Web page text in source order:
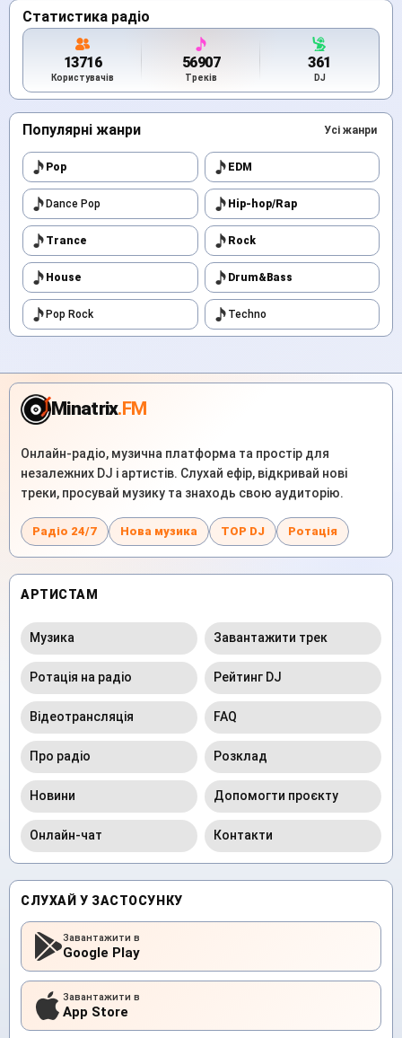
Статистика радіо
13716
Користувачів
56907
Треків
361
DJ
Популярні жанри Усі жанри
Pop EDM
Dance Pop Hip-hop/Rap
Trance Rock
House Drum&Bass
Pop Rock Techno
Minatrix.FM
Онлайн-радіо, музична платформа та простір для
незалежних DJ і артистів. Слухай ефір, відкривай нові
треки, просувай музику та знаходь свою аудиторію.
Радіо 24/7 Нова музика TOP DJ Ротація
АРТИСТАМ
Музика Завантажити трек
Ротація на радіо Рейтинг DJ
Відеотрансляція FAQ
Про радіо Розклад
Новини Допомогти проєкту
Онлайн-чат Контакти
СЛУХАЙ У ЗАСТОСУНКУ
Завантажити в
Google Play
Завантажити в
App Store